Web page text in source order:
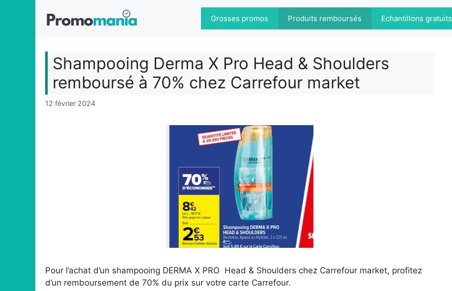
Grosses promos Produits remboursés Echantillons gratuits
Shampooing Derma X Pro Head & Shoulders
remboursé à 70% chez Carrefour market
12 février 2024
Pour l’achat d’un shampooing DERMA X PRO Head & Shoulders chez Carrefour market, profitez
d’un remboursement de 70% du prix sur votre carte Carrefour.